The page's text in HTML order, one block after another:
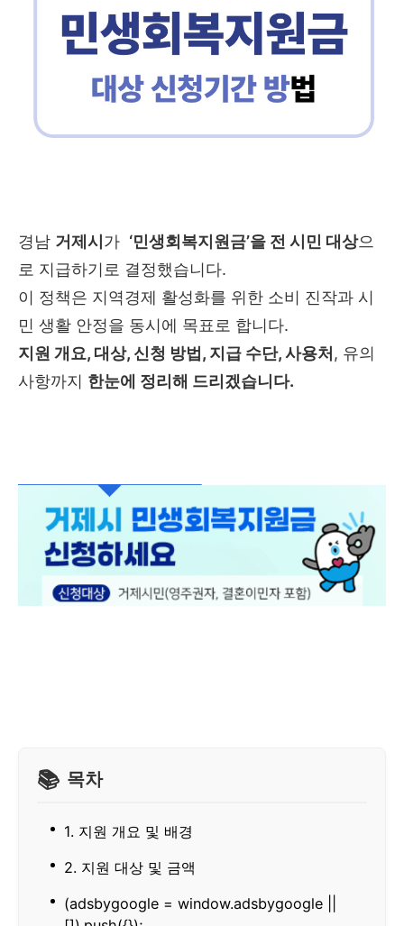
경남 거제시 가 ‘민생회복지원금’을 전 시민 대상으
로 지급하기로 결정했습니다.
이 정책은 지역경제 활성화를 위한 소비 진작과 시
민 생활 안정을 동시에 목표로 합니다.
지원 개요, 대상, 신청 방법, 지급 수단, 사용처 , 유의
사항까지 한눈에 정리해 드리겠습니다.
목차
1. 지원 개요 및 배경
2. 지원 대상 및 금액
(adsbygoogle = window.adsbygoogle ||